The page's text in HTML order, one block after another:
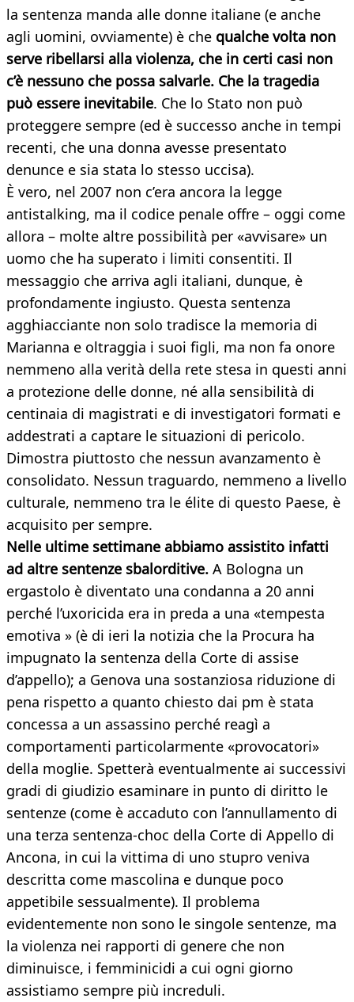
la sentenza manda alle donne italiane (e anche
agli uomini, ovviamente) è che qualche volta non
serve ribellarsi alla violenza, che in certi casi non
c’è nessuno che possa salvarle. Che la tragedia
può essere inevitabile. Che lo Stato non può
proteggere sempre (ed è successo anche in tempi
recenti, che una donna avesse presentato
denunce e sia stata lo stesso uccisa).
È vero, nel 2007 non c’era ancora la legge
antistalking, ma il codice penale offre – oggi come
allora – molte altre possibilità per «avvisare» un
uomo che ha superato i limiti consentiti. Il
messaggio che arriva agli italiani, dunque, è
profondamente ingiusto. Questa sentenza
agghiacciante non solo tradisce la memoria di
Marianna e oltraggia i suoi figli, ma non fa onore
nemmeno alla verità della rete stesa in questi anni
a protezione delle donne, né alla sensibilità di
centinaia di magistrati e di investigatori formati e
addestrati a captare le situazioni di pericolo.
Dimostra piuttosto che nessun avanzamento è
consolidato. Nessun traguardo, nemmeno a livello
culturale, nemmeno tra le élite di questo Paese, è
acquisito per sempre.
Nelle ultime settimane abbiamo assistito infatti
ad altre sentenze sbalorditive. A Bologna un
ergastolo è diventato una condanna a 20 anni
perché l’uxoricida era in preda a una «tempesta
emotiva » (è di ieri la notizia che la Procura ha
impugnato la sentenza della Corte di assise
d’appello); a Genova una sostanziosa riduzione di
pena rispetto a quanto chiesto dai pm è stata
concessa a un assassino perché reagì a
comportamenti particolarmente «provocatori»
della moglie. Spetterà eventualmente ai successivi
gradi di giudizio esaminare in punto di diritto le
sentenze (come è accaduto con l’annullamento di
una terza sentenza-choc della Corte di Appello di
Ancona, in cui la vittima di uno stupro veniva
descritta come mascolina e dunque poco
appetibile sessualmente). Il problema
evidentemente non sono le singole sentenze, ma
la violenza nei rapporti di genere che non
diminuisce, i femminicidi a cui ogni giorno
assistiamo sempre più increduli.